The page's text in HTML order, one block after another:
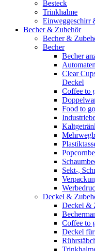
Besteck
Trinkhalme
Einweggeschirr
Becher & Zubehör
Becher &
Becher
Becher
Clear
Deckel
Coffee to
Food to
Sekt-,
Deckel &
Deckel &
Coffee to
Deckel